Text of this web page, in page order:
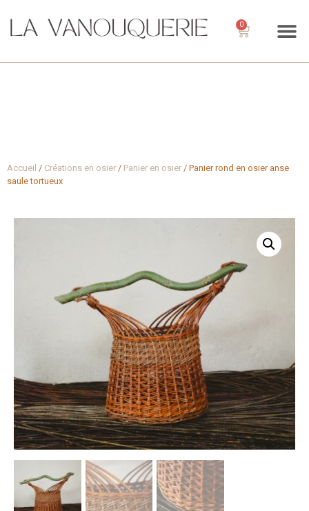
0
Accueil / Créations en osier / Panier en osier / Panier rond en osier anse
saule tortueux